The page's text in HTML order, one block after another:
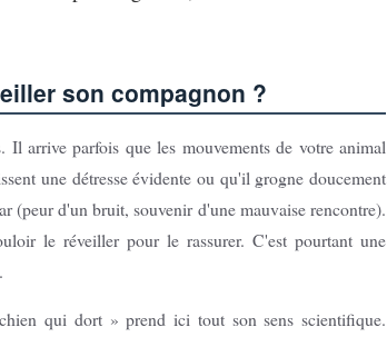
son compagnon ?
Il arrive parfois que les mouvements de votre animal
une détresse évidente ou qu'il grogne doucement
(peur d'un bruit, souvenir d'une mauvaise rencontre).
le réveiller pour le rassurer. C'est pourtant une
qui dort » prend ici tout son sens scientifique.